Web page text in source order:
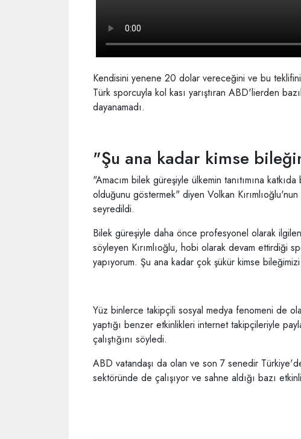
Kendisini yenene 20 dolar vereceğini ve bu
Türk sporcuyla kol kası yarıştıran ABD'lierden
dayanamadı.
"Şu ana kadar kimse
"Amacım bilek güreşiyle ülkemin tanıtımına
olduğunu göstermek" diyen Volkan
seyredildi.
Bilek güreşiyle daha önce profesyonel olarak
söyleyen Kırımlıoğlu, hobi olarak devam ettirdiği
yapıyorum. Şu ana kadar çok şükür kimse
Yüz binlerce takipçili sosyal medya fenomeni de
yaptığı benzer etkinlikleri internet takipçileriyle
çalıştığını söyledi.
ABD vatandaşı da olan ve son 7 senedir
sektöründe de çalışıyor ve sahne aldığı bazı